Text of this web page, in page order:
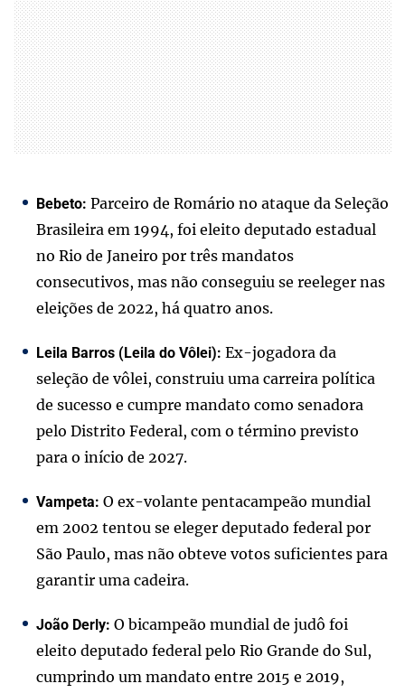
Bebeto: Parceiro de Romário no ataque da Seleção
Brasileira em 1994, foi eleito deputado estadual
no Rio de Janeiro por três mandatos
consecutivos, mas não conseguiu se reeleger nas
eleições de 2022, há quatro anos.
Leila Barros (Leila do Vôlei): Ex-jogadora da
seleção de vôlei, construiu uma carreira política
de sucesso e cumpre mandato como senadora
pelo Distrito Federal, com o término previsto
para o início de 2027.
Vampeta: O ex-volante pentacampeão mundial
em 2002 tentou se eleger deputado federal por
São Paulo, mas não obteve votos suficientes para
garantir uma cadeira.
João Derly: O bicampeão mundial de judô foi
eleito deputado federal pelo Rio Grande do Sul,
cumprindo um mandato entre 2015 e 2019,